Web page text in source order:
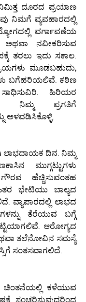
ದೂರದ ಪ್ರಯಾಣ
ನಿಮಗೆ ವ್ಯವಹಾರದಲ್ಲಿ
ವರ್ಗಾವಣೆಯ
ನವೀಕರಿಸುವ
ತರಲು ಇದು ಸಕಾಲ.
ಮೂಡಬಹುದು,
ಬಗೆಹರಿಯಲಿವೆ. ಕಠಿಣ
ಹಿರಿಯರ
ನಿಮ್ಮ ಪ್ರಗತಿಗೆ
ಅಳವಡಿಸಿಕೊಳ್ಳಿ.
ಲಾಭದಾಯಕ ದಿನ. ನಿಮ್ಮ
ಮುಗ್ಗಟ್ಟುಗಳು
ಹೆಚ್ಚಿಸುವಂತಹ
ಭೇಟಿಯು ಬಾಲ್ಯದ
ವ್ಯಾಪಾರದಲ್ಲಿ ಲಾಭದ
ತೆರೆಯುವ ಬಗ್ಗೆ
ಆರೋಗ್ಯದ
ತಲೆನೋವಿನ ಸಮಸ್ಯೆ
ಸಂತಸವಾಗಲಿದೆ.
ಚಿಂತನೆಯಲ್ಲಿ ಕಳೆಯುವ
ಸಂಚರಿಸುವುದರಿಂದ